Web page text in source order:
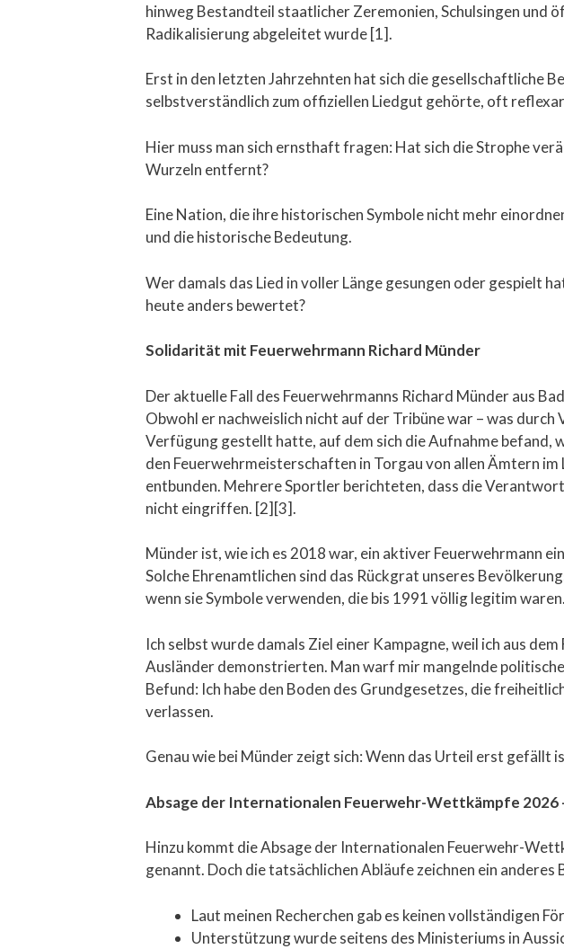
hinweg Bestandteil staatlicher Zeremonien, Schulsingen und
Radikalisierung abgeleitet wurde [1].
Erst in den letzten Jahrzehnten hat sich die gesellschaftliche
selbstverständlich zum offiziellen Liedgut gehörte, oft
Hier muss man sich ernsthaft fragen: Hat sich die Strophe
Wurzeln entfernt?
Eine Nation, die ihre historischen Symbole nicht mehr
und die historische Bedeutung.
Wer damals das Lied in voller Länge gesungen oder gespielt
heute anders bewertet?
Solidarität mit Feuerwehrmann Richard Münder
Der aktuelle Fall des Feuerwehrmanns Richard Münder aus
Obwohl er nachweislich nicht auf der Tribüne war – was
Verfügung gestellt hatte, auf dem sich die Aufnahme befand,
den Feuerwehrmeisterschaften in Torgau von allen Ämtern
entbunden. Mehrere Sportler berichteten, dass die
nicht eingriffen. [2][3].
Münder ist, wie ich es 2018 war, ein aktiver Feuerwehrmann
Solche Ehrenamtlichen sind das Rückgrat unseres
wenn sie Symbole verwenden, die bis 1991 völlig legitim waren.
Ich selbst wurde damals Ziel einer Kampagne, weil ich aus
Ausländer demonstrierten. Man warf mir mangelnde
Befund: Ich habe den Boden des Grundgesetzes, die
verlassen.
Genau wie bei Münder zeigt sich: Wenn das Urteil erst gefällt
Absage der Internationalen Feuerwehr-Wettkämpfe 2026
Hinzu kommt die Absage der Internationalen Feuerwehr-
genannt. Doch die tatsächlichen Abläufe zeichnen ein anderes
Laut meinen Recherchen gab es keinen vollständigen
Unterstützung wurde seitens des Ministeriums in